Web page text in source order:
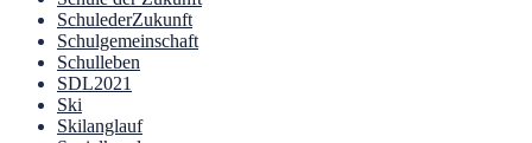
SchulederZukunft
Schulgemeinschaft
Schulleben
SDL2021
Ski
Skilanglauf